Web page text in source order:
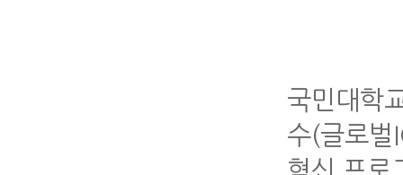
국민대학
수(글로벌